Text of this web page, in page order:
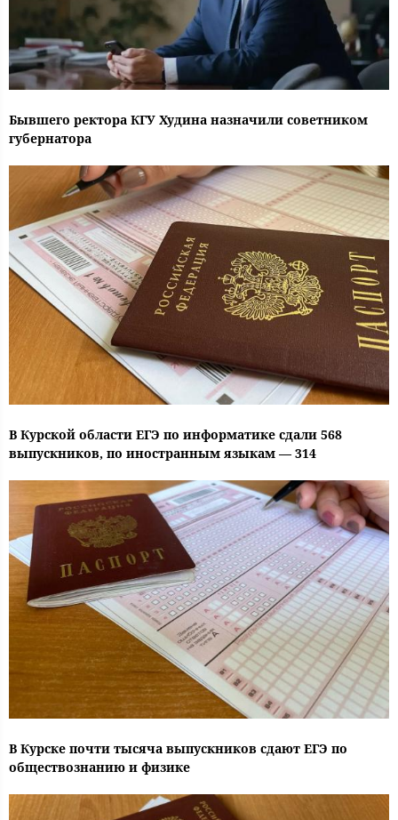
Бывшего ректора КГУ Худина назначили советником
губернатора
В Курской области ЕГЭ по информатике сдали 568
выпускников, по иностранным языкам — 314
В Курске почти тысяча выпускников сдают ЕГЭ по
обществознанию и физике